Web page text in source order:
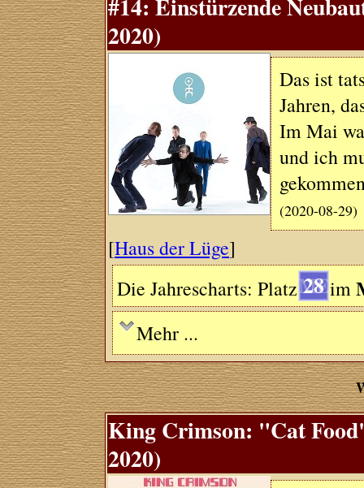
#14: Einstürzende
2020)
Das ist
Jahren,
Im Mai
und ich
(2020-08-29)
[Haus der Lüge]
Die Jahrescharts: Platz 28 im
Mehr ...
King Crimson: "Cat
2020)